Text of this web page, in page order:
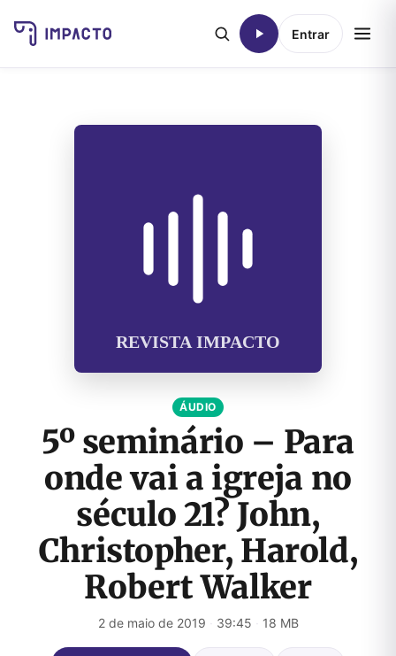
Entrar
ÁUDIO
5º seminário – Para
onde vai a igreja no
século 21? John,
Christopher, Harold,
Robert Walker
2 de maio de 2019 39:45 18 MB